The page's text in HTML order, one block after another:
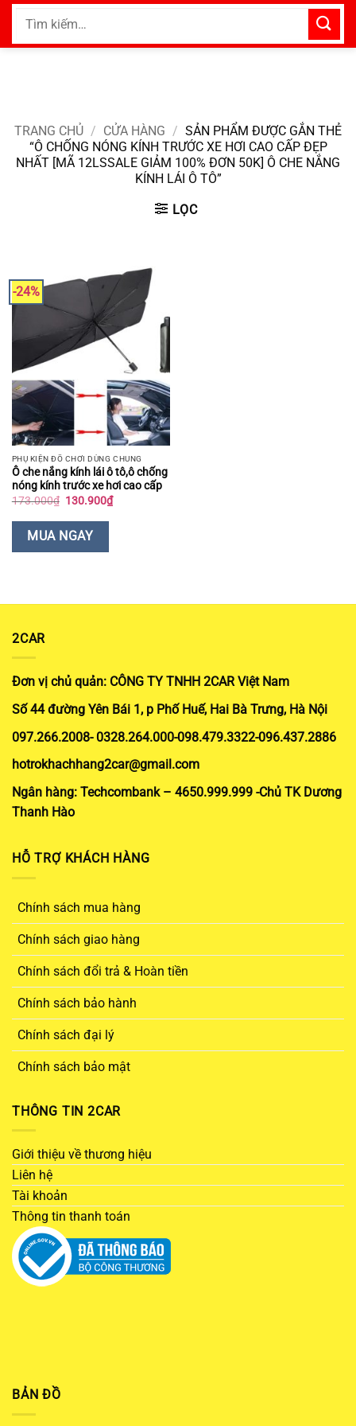
Bỏ
nội
Tìm
TRANG CHỦ / CỬA HÀNG / SẢN PHẨM ĐƯỢC GẮN THẺ
“Ô CHỐNG NÓNG KÍNH TRƯỚC XE HƠI CAO CẤP ĐẸP
NHẤT [MÃ 12LSSALE GIẢM 100% ĐƠN 50K] Ô CHE NẮNG
KÍNH LÁI Ô TÔ”
LỌC
-24%
PHỤ KIỆN ĐỒ CHƠI DÙNG CHUNG
Ô che nắng kính lái ô tô,ô chống
nóng kính trước xe hơi cao cấp
173.000₫ Giá
là:
173.000₫.
130.900₫Giá
hiện
MUA NGAY
2CAR
Đơn vị chủ quản: CÔNG TY TNHH 2CAR Việt Nam
Số 44 đường Yên Bái 1, p Phố Huế, Hai Bà Trưng, Hà Nội
097.266.2008- 0328.264.000-098.479.3322-096.437.2886
hotrokhachhang2car@gmail.com
Ngân hàng: Techcombank – 4650.999.999 -Chủ TK Dương
Thanh Hào
HỖ TRỢ KHÁCH HÀNG
Chính sách mua hàng
Chính sách giao hàng
Chính sách đổi trả & Hoàn tiền
Chính sách bảo hành
Chính sách đại lý
Chính sách bảo mật
THÔNG TIN 2CAR
Giới thiệu về thương hiệu
Liên hệ
Tài khoản
Thông tin thanh toán
BẢN ĐỒ